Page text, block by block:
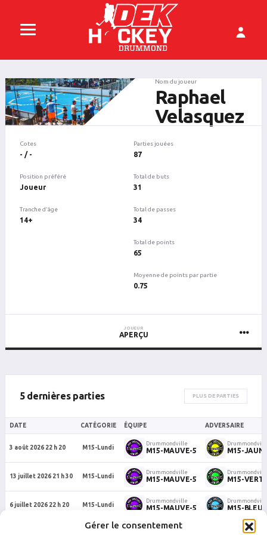
Gérer le consentement
Nom du joueur
Raphael
Velasquez
Cotes
- / -
Position préféré
Joueur
Tranche d'âge
14+
Parties jouées
87
Total de buts
31
Total de passes
34
Total de points
65
Moyenne de points par partie
0.75
JOUEUR
APERÇU
5 dernières parties PLUS DE PARTIES
DATE CATÉGORIE ÉQUIPE ADVERSAIRE
3 août 2026 22 h 20 M15-Lundi
Drummondville
M15-MAUVE-5 M15-
13 juillet 2026 21 h 30 M15-Lundi
Drummondville
M15-MAUVE-5 M15-
6 juillet 2026 22 h 20 M15-Lundi
Drummondville
M15-MAUVE-5 M15-BLEU-
Drummondville